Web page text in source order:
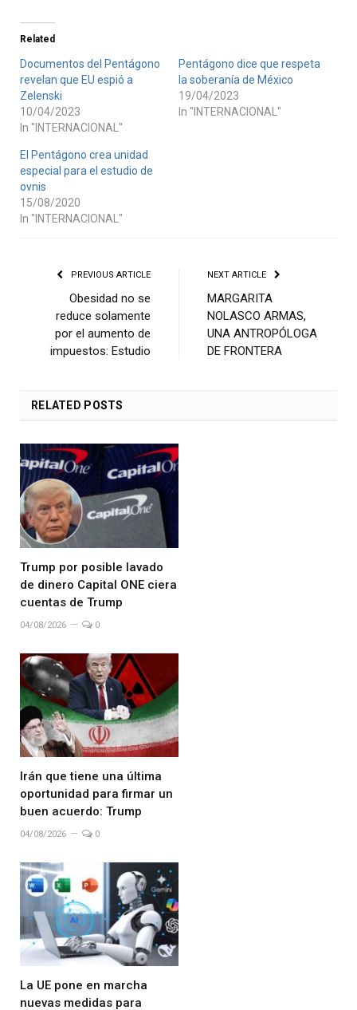
Related
Documentos del Pentágono
revelan que EU espió a
Zelenski
10/04/2023
In "INTERNACIONAL"
Pentágono dice que respeta
la soberanía de México
19/04/2023
In "INTERNACIONAL"
El Pentágono crea unidad
especial para el estudio de
ovnis
15/08/2020
In "INTERNACIONAL"
PREVIOUS ARTICLE
Obesidad no se
reduce solamente
por el aumento de
impuestos: Estudio
NEXT ARTICLE
MARGARITA
NOLASCO ARMAS,
UNA ANTROPÓLOGA
DE FRONTERA
RELATED POSTS
Trump por posible lavado
de dinero Capital ONE ciera
cuentas de Trump
04/08/2026 0
Irán que tiene una última
oportunidad para firmar un
buen acuerdo: Trump
04/08/2026 0
La UE pone en marcha
nuevas medidas para